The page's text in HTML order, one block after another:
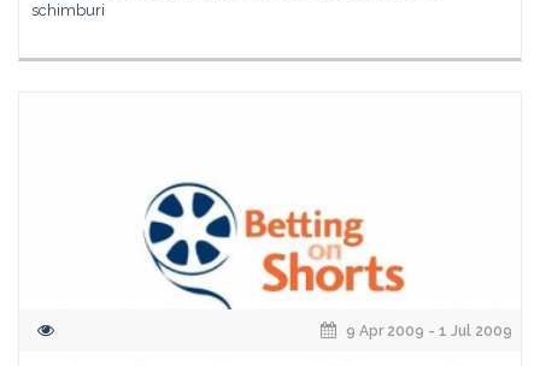
schimburi
9 Apr 2009 - 1 Jul 2009